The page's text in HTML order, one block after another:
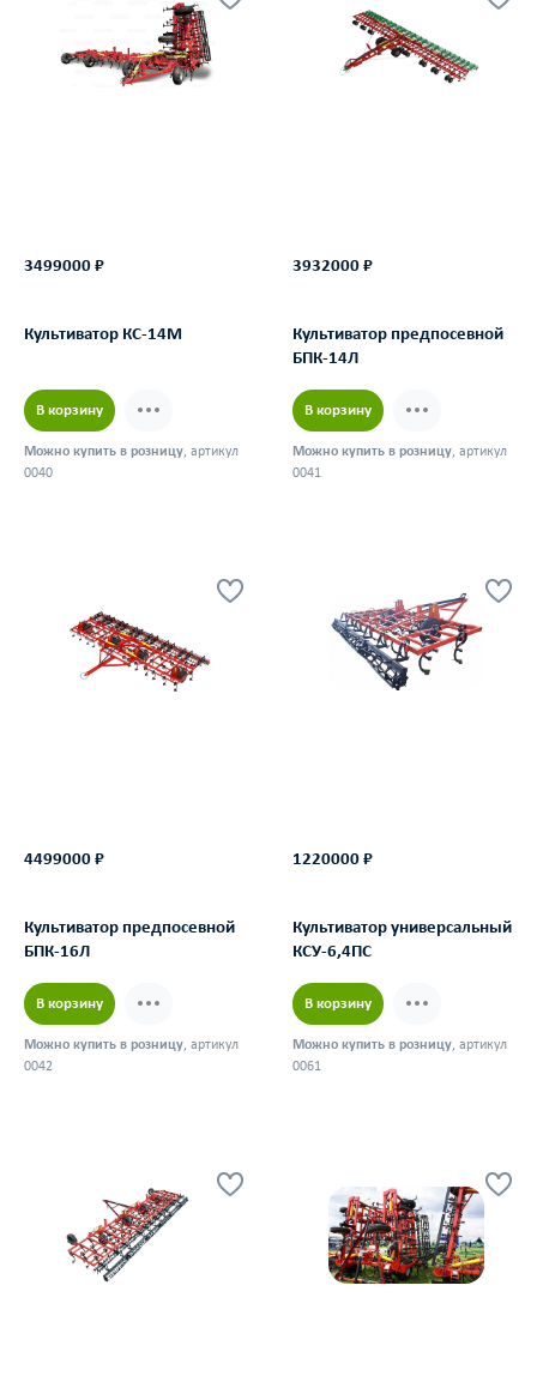
3499000 ₽
Культиватор КС-14М
В корзину
Можно купить в розницу, артикул
0040
3932000 ₽
Культиватор предпосевной
БПК-14Л
В корзину
Можно купить в розницу, артикул
0041
4499000 ₽
Культиватор предпосевной
БПК-16Л
В корзину
Можно купить в розницу, артикул
0042
1220000 ₽
Культиватор универсальный
КСУ-6,4ПС
В корзину
Можно купить в розницу, артикул
0061